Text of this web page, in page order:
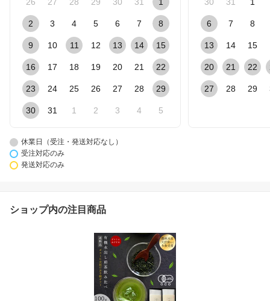
2 3 4 5 6 7 8
9 10 11 12 13 14 15
16 17 18 19 20 21 22
23 24 25 26 27 28 29
30 31 1 2 3 4 5
6 7 8
13 14 15
20 21 22
27 28 29
休業日（受注・発送対応なし）
受注対応のみ
発送対応のみ
ショップ内の注目商品